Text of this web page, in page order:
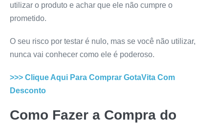
utilizar o produto e achar que ele não cumpre o
prometido.
O seu risco por testar é nulo, mas se você não utilizar,
nunca vai conhecer como ele é poderoso.
>>> Clique Aqui Para Comprar GotaVita Com
Desconto
Como Fazer a Compra do